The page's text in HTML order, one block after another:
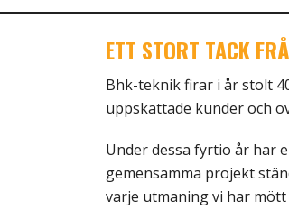
ETT STORT TACK
Bhk-teknik firar i år stolt
uppskattade kunder och
Under dessa fyrtio år har
gemensamma projekt
varje utmaning vi har